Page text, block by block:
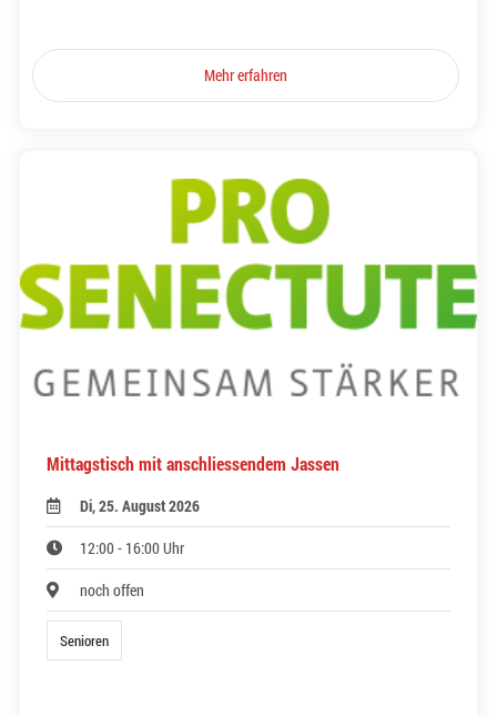
Mehr erfahren
Mittagstisch mit anschliessendem Jassen
Di, 25. August 2026
12:00 - 16:00 Uhr
noch offen
Senioren